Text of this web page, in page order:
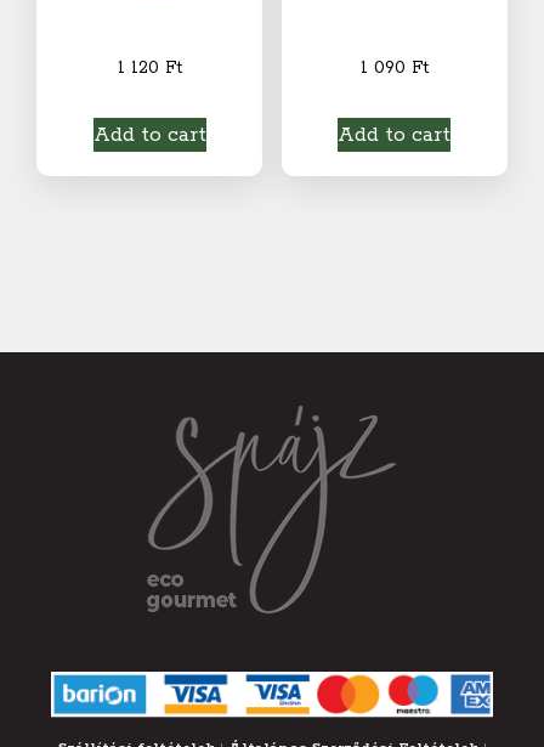
1 120 Ft
Add to cart
1 090 Ft
Add to cart